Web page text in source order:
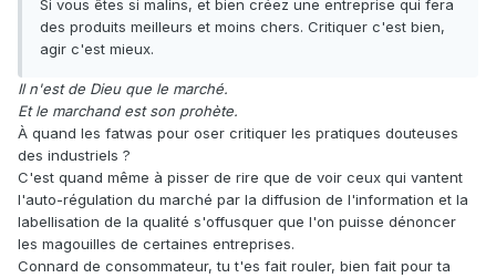
Si vous êtes si malins, et bien créez une entreprise qui fera
des produits meilleurs et moins chers. Critiquer c'est bien,
agir c'est mieux.
Il n'est de Dieu que le marché.
Et le marchand est son prohète.
À quand les fatwas pour oser critiquer les pratiques douteuses
des industriels ?
C'est quand même à pisser de rire que de voir ceux qui vantent
l'auto-régulation du marché par la diffusion de l'information et la
labellisation de la qualité s'offusquer que l'on puisse dénoncer
les magouilles de certaines entreprises.
Connard de consommateur, tu t'es fait rouler, bien fait pour ta